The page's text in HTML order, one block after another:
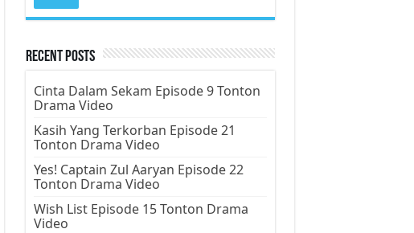
Recent Posts
Cinta Dalam Sekam Episode 9 Tonton
Drama Video
Kasih Yang Terkorban Episode 21
Tonton Drama Video
Yes! Captain Zul Aaryan Episode 22
Tonton Drama Video
Wish List Episode 15 Tonton Drama
Video